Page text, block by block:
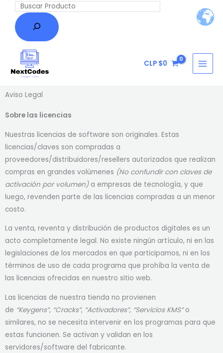
contenido
Buscar
CLP $0
Aviso Legal
Sobre las licencias
Nuestras licencias de software son originales. Estas
licencias/claves son compradas a
proveedores/distribuidores/resellers autorizados que realizan
compras en grandes volúmenes (No confundir con claves de
activación por volumen)a empresas de tecnología, y que
luego, revenden parte de las licencias compradas a un menor
costo.
La venta, reventa y distribución de productos digitales es un
acto completamente legal. No existe ningún artículo, ni en las
legislaciones de los mercados en que participamos, ni en los
términos de uso de cada programa que prohíba la venta de
las licencias ofrecidas en nuestro sitio web.
Las licencias de nuestra tienda no provienen
de “Keygens”, “Cracks”, “Activadores”, “Servicios KMS”o
similares, no se necesita intervenir en los programas para que
estas funcionen. Se activan y validan en los
servidores/software del fabricante.